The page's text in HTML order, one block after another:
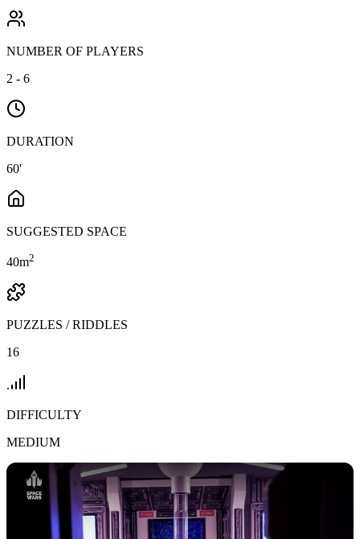
NUMBER OF PLAYERS
2 - 6
DURATION
60'
SUGGESTED SPACE
40m2
PUZZLES / RIDDLES
16
DIFFICULTY
MEDIUM